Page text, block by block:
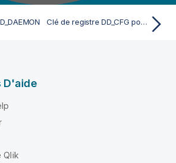
Clé de registre DD_CFG pour Kafka
D'aide
Qlik